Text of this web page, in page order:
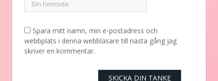
Spara mitt namn, min e-postadress och
webbplats i denna webbläsare till nästa gång jag
skriver en kommentar.